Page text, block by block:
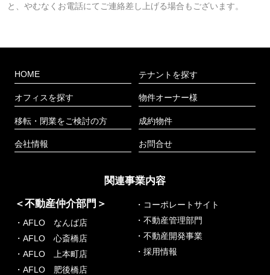
と、やむなくお電話にてご連絡差し上げる場合もございます。
HOME
オフィスを探す
移転・閉業をご検討の方
会社情報
テナントを探す
物件オーナー様
成約物件
お問合せ
関連事業内容
＜不動産仲介部門＞
・AFLO なんば店
・AFLO 心斎橋店
・AFLO 上本町店
・AFLO 肥後橋店
・コーポレートサイト
・不動産管理部門
・不動産開発事業
・採用情報